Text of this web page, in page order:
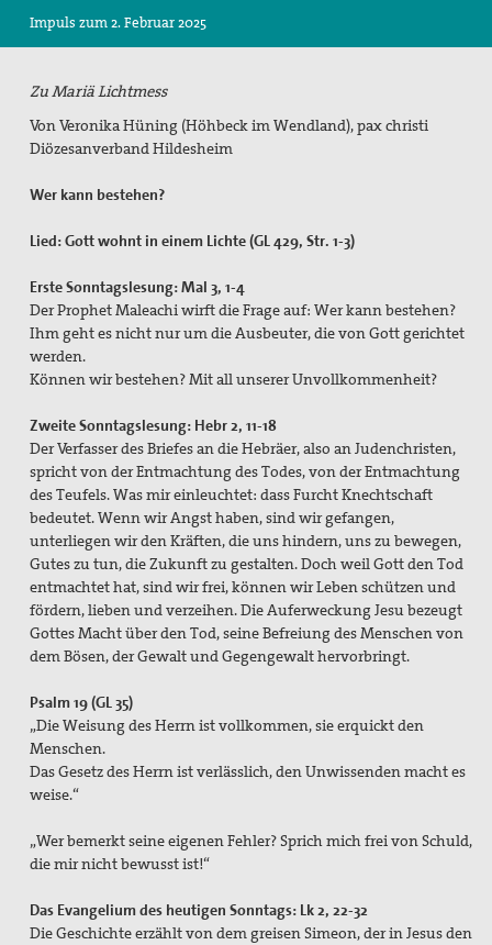
Suche
Impuls zum 2. Februar 2025
Zu Mariä Lichtmess
Von Veronika Hüning (Höhbeck im Wendland), pax christi
Diözesanverband Hildesheim
Wer kann bestehen?
Lied: Gott wohnt in einem Lichte (GL 429, Str. 1-3)
Erste Sonntagslesung: Mal 3, 1-4
Der Prophet Maleachi wirft die Frage auf: Wer kann bestehen?
Ihm geht es nicht nur um die Ausbeuter, die von Gott gerichtet
werden.
Können wir bestehen? Mit all unserer Unvollkommenheit?
Zweite Sonntagslesung: Hebr 2, 11-18
Der Verfasser des Briefes an die Hebräer, also an Judenchristen,
spricht von der Entmachtung des Todes, von der Entmachtung
des Teufels. Was mir einleuchtet: dass Furcht Knechtschaft
bedeutet. Wenn wir Angst haben, sind wir gefangen,
unterliegen wir den Kräften, die uns hindern, uns zu bewegen,
Gutes zu tun, die Zukunft zu gestalten. Doch weil Gott den Tod
entmachtet hat, sind wir frei, können wir Leben schützen und
fördern, lieben und verzeihen. Die Auferweckung Jesu bezeugt
Gottes Macht über den Tod, seine Befreiung des Menschen von
dem Bösen, der Gewalt und Gegengewalt hervorbringt.
Psalm 19 (GL 35)
„Die Weisung des Herrn ist vollkommen, sie erquickt den
Menschen.
Das Gesetz des Herrn ist verlässlich, den Unwissenden macht es
weise.“
„Wer bemerkt seine eigenen Fehler? Sprich mich frei von Schuld,
die mir nicht bewusst ist!“
Das Evangelium des heutigen Sonntags: Lk 2, 22-32
Die Geschichte erzählt von dem greisen Simeon, der in Jesus den